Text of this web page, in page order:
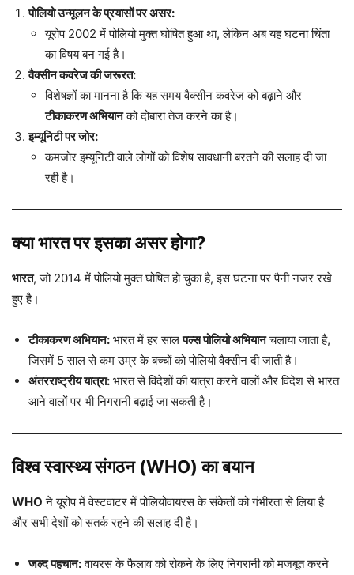
पोलियो उन्मूलन के प्रयासों पर असर:
यूरोप 2002 में पोलियो मुक्त घोषित हुआ था, लेकिन अब यह घटना चिंता
का विषय बन गई है।
वैक्सीन कवरेज की जरूरत:
विशेषज्ञों का मानना है कि यह समय वैक्सीन कवरेज को बढ़ाने और
टीकाकरण अभियानको दोबारा तेज करने का है।
इम्यूनिटी पर जोर:
कमजोर इम्यूनिटी वाले लोगों को विशेष सावधानी बरतने की सलाह दी जा
रही है।
क्या भारत पर इसका असर होगा?
भारत, जो 2014 में पोलियो मुक्त घोषित हो चुका है, इस घटना पर पैनी नजर रखे
हुए है।
टीकाकरण अभियान: भारत में हर सालपल्स पोलियो अभियानचलाया जाता है,
जिसमें 5 साल से कम उम्र के बच्चों को पोलियो वैक्सीन दी जाती है।
अंतरराष्ट्रीय यात्रा: भारत से विदेशों की यात्रा करने वालों और विदेश से भारत
आने वालों पर भी निगरानी बढ़ाई जा सकती है।
विश्व स्वास्थ्य संगठन (WHO) का बयान
WHO ने यूरोप में वेस्टवाटर में पोलियोवायरस के संकेतों को गंभीरता से लिया है
और सभी देशों को सतर्क रहने की सलाह दी है।
जल्द पहचान:वायरस के फैलाव को रोकने के लिए निगरानी को मजबूत करने